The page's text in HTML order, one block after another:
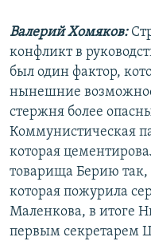
Валерий Хомяков:
конфликт в
был один фактор,
нынешние
стержня более
Коммунистическая
которая
товарища Берию так,
которая пожурила
Маленкова, в итоге
первым секретарем